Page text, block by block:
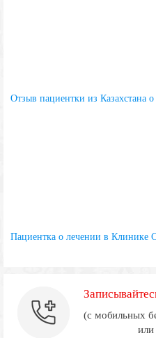
Отзыв пациентки из Казахстана
Пациентка о лечении в Клинике
(с мобильных
или